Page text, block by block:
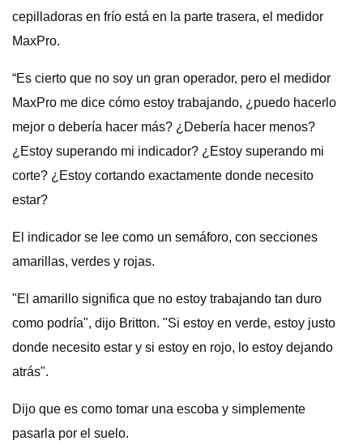
cepilladoras en frío está en la parte trasera, el medidor
MaxPro.
“Es cierto que no soy un gran operador, pero el medidor
MaxPro me dice cómo estoy trabajando, ¿puedo hacerlo
mejor o debería hacer más? ¿Debería hacer menos?
¿Estoy superando mi indicador? ¿Estoy superando mi
corte? ¿Estoy cortando exactamente donde necesito
estar?
El indicador se lee como un semáforo, con secciones
amarillas, verdes y rojas.
"El amarillo significa que no estoy trabajando tan duro
como podría", dijo Britton. "Si estoy en verde, estoy justo
donde necesito estar y si estoy en rojo, lo estoy dejando
atrás".
Dijo que es como tomar una escoba y simplemente
pasarla por el suelo.